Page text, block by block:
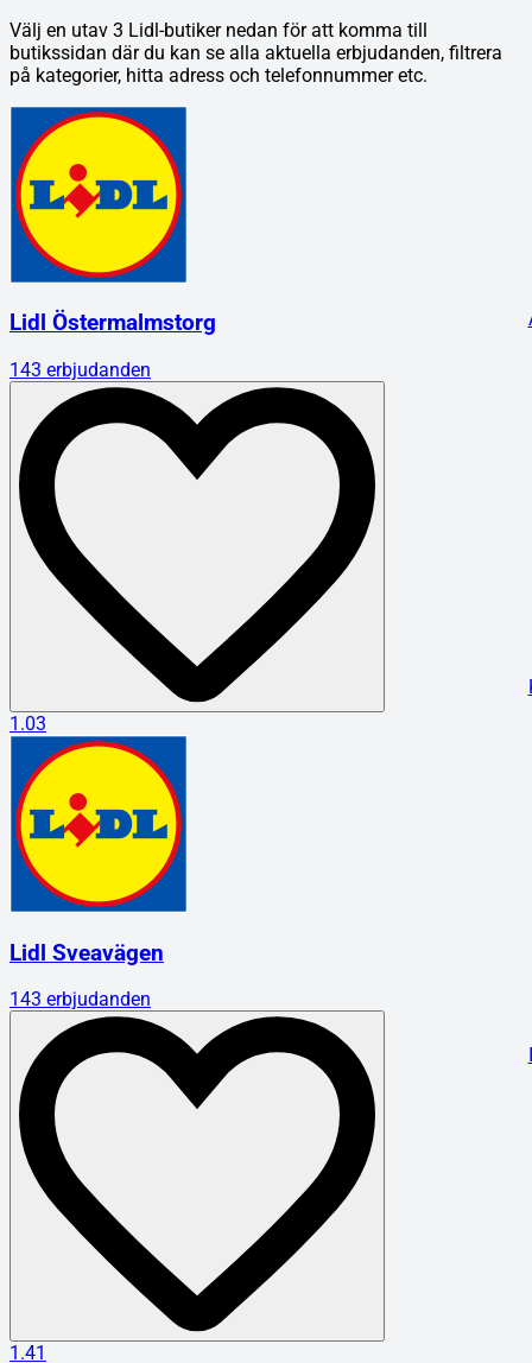
Välj en utav 3 Lidl-butiker nedan för att komma till
butikssidan där du kan se alla aktuella erbjudanden, filtrera
på kategorier, hitta adress och telefonnummer etc.
Lidl Östermalmstorg
143 erbjudanden
1.03
Lidl Sveavägen
143 erbjudanden
1.41